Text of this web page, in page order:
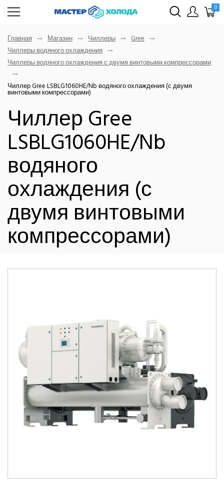
0
Главная Магазин Чиллеры
Gree
Чиллеры водяного охлаждения
Чиллеры водяного охлаждения с двумя винтовыми компрессорами
Чиллер Gree LSBLG1060HE/Nb водяного охлаждения (с двумя
винтовыми компрессорами)
Чиллер Gree
LSBLG1060HE/Nb
водяного
охлаждения (с
двумя винтовыми
компрессорами)